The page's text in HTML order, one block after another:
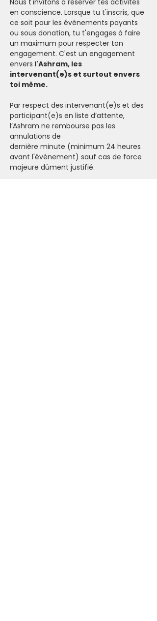
Nous t'invitons à réserver tes activités
en conscience. Lorsque tu t'inscris, que
ce soit pour les événements payants
ou sous donation, tu t'engages à faire
un maximum pour respecter ton
engagement. C'est un engagement
envers l'Ashram, les
intervenant(e)s et surtout envers
toi même.
Par respect des intervenant(e)s et des
participant(e)s en liste d’attente,
l’Ashram ne rembourse pas les
annulations de
dernière minute (minimum 24 heures
avant l'événement) sauf cas de force
majeure dûment justifié.